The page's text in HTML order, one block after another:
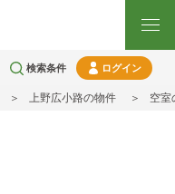
検索条件 ログイン
上野広小路の物件 空室